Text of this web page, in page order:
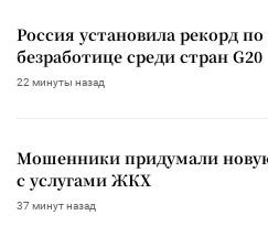
Россия установила рекорд
безработице среди стран G20
22 минуты назад
Мошенники придумали
с услугами ЖКХ
37 минут назад